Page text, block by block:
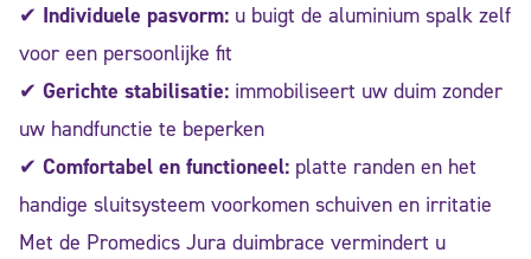
✔ Individuele pasvorm: u buigt de aluminium spalk zelf
voor een persoonlijke fit
✔ Gerichte stabilisatie: immobiliseert uw duim zonder
uw handfunctie te beperken
✔ Comfortabel en functioneel: platte randen en het
handige sluitsysteem voorkomen schuiven en irritatie
Met de Promedics Jura duimbrace vermindert u